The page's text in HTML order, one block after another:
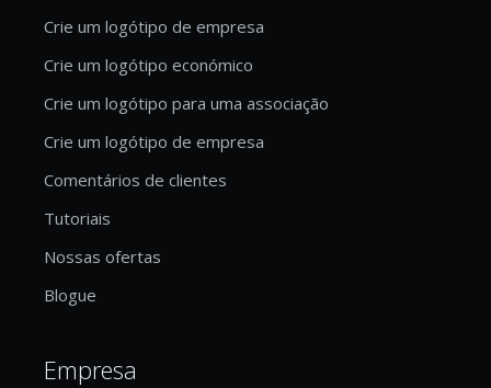
Crie um logótipo de empresa
Crie um logótipo económico
Crie um logótipo para uma associação
Crie um logótipo de empresa
Comentários de clientes
Tutoriais
Nossas ofertas
Blogue
Empresa